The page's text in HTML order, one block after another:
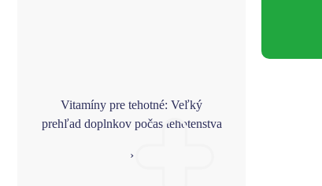
Vitamíny pre tehotné: Veľký
prehľad doplnkov počas tehotenstva
›